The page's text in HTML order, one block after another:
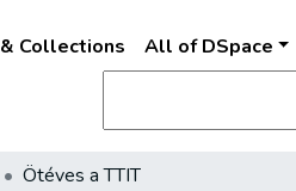
Collections All of DSpace
Ötéves a TTIT